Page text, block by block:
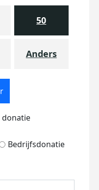
50
Anders
donatie
Bedrijfsdonatie